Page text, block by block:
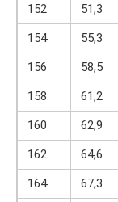
152
51,3
154
55,3
156
58,5
158
61,2
160
62,9
162
64,6
164
67,3